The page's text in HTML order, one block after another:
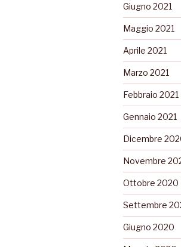
Giugno 2021
Maggio 2021
Aprile 2021
Marzo 2021
Febbraio 2021
Gennaio 2021
Dicembre
Novembre
Ottobre 2020
Settembre
Giugno 2020